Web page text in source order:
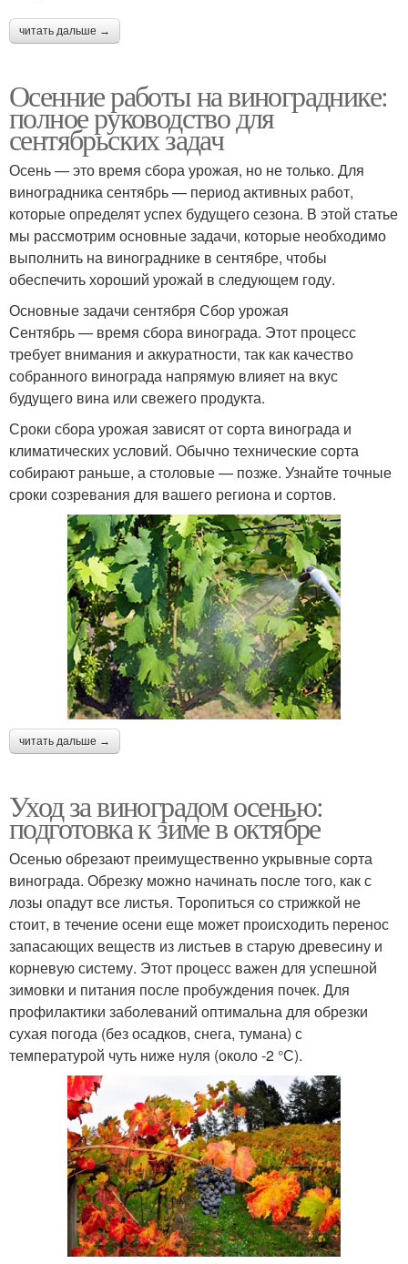
читать дальше →
Осенние работы на винограднике:
полное руководство для
сентябрьских задач
Осень — это время сбора урожая, но не только. Для
виноградника сентябрь — период активных работ,
которые определят успех будущего сезона. В этой статье
мы рассмотрим основные задачи, которые необходимо
выполнить на винограднике в сентябре, чтобы
обеспечить хороший урожай в следующем году.
Основные задачи сентября Сбор урожая
Сентябрь — время сбора винограда. Этот процесс
требует внимания и аккуратности, так как качество
собранного винограда напрямую влияет на вкус
будущего вина или свежего продукта.
Сроки сбора урожая зависят от сорта винограда и
климатических условий. Обычно технические сорта
собирают раньше, а столовые — позже. Узнайте точные
сроки созревания для вашего региона и сортов.
читать дальше →
Уход за виноградом осенью:
подготовка к зиме в октябре
Осенью обрезают преимущественно укрывные сорта
винограда. Обрезку можно начинать после того, как с
лозы опадут все листья. Торопиться со стрижкой не
стоит, в течение осени еще может происходить перенос
запасающих веществ из листьев в старую древесину и
корневую систему. Этот процесс важен для успешной
зимовки и питания после пробуждения почек. Для
профилактики заболеваний оптимальна для обрезки
сухая погода (без осадков, снега, тумана) с
температурой чуть ниже нуля (около -2 °С).